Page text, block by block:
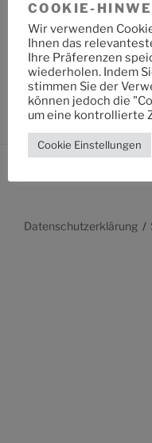
Suche
nach:
Datenschutzerklärung
COOKIE-
Wir verwenden
Ihnen das
Ihre Präferenzen
wiederholen. Indem
stimmen Sie der
können jedoch die
um eine kontrollierte
Cookie Einstellungen